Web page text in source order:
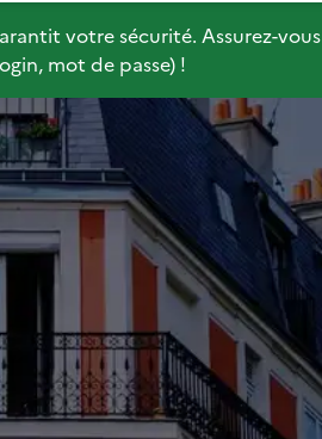
votre sécurité. Assurez-vous
mot de passe) !